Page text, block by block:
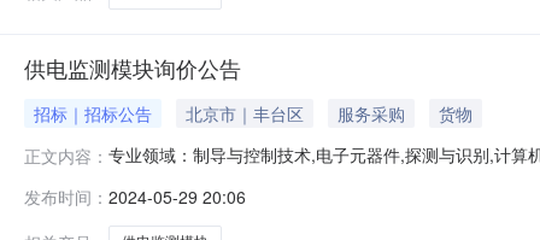
供电监测模块询价公告
招标｜招标公告 北京市｜丰台区 服务采购
货物
正文内容： 专业领域：制导与控制技术,电子元器件,探测与识别,计
概况1、技术要求序号设备名称性能、指标参数单位数量
优于1uV个4
发布时间： 2024-05-29 20:06